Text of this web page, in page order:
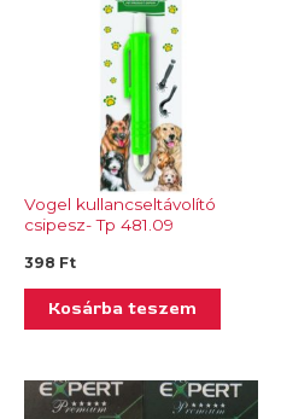
Vogel kullancseltávolító
csipesz- Tp 481.09
398 Ft
Kosárba teszem